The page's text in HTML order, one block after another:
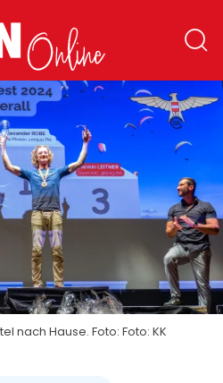
nach Hause. Foto: Foto: KK